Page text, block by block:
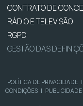
CONTRATO DE
RÁDIO E TELEVISÃO
RGPD
GESTÃO DAS
POLÍTICA DE PRIVACIDADE |
CONDIÇÕES | PUBLICIDADE